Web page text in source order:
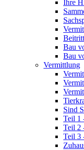
Ihre
Bau
Bau
Vermittlung
Sind
Teil 1
Teil 2
Teil 3